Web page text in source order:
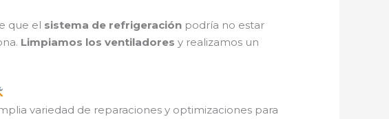
que el sistema de refrigeración podría no estar
Limpiamos los ventiladores y realizamos un
variedad de reparaciones y optimizaciones para